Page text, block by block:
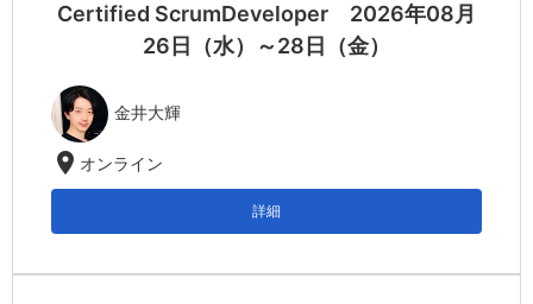
Certified ScrumDeveloper 2026年08月
26日（水）～28日（金）
金井大輝
location_on オンライン
詳細